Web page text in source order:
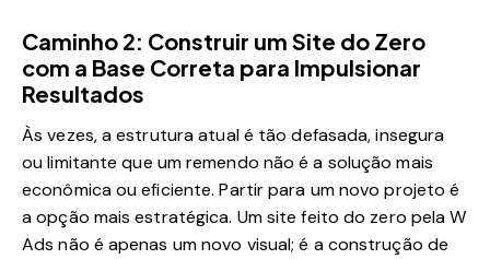
Caminho 2: Construir um Site do Zero
com a Base Correta para Impulsionar
Resultados
Às vezes, a estrutura atual é tão defasada, insegura
ou limitante que um remendo não é a solução mais
econômica ou eficiente. Partir para um novo projeto é
a opção mais estratégica. Um site feito do zero pela W
Ads não é apenas um novo visual; é a construção de